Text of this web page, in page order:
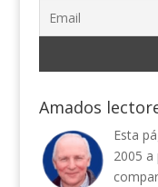
Amados
Esta
2005 a